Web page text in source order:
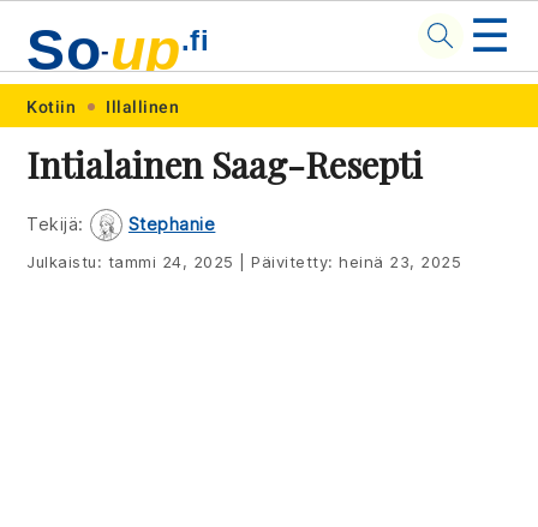
Skip
primary
navigation
Skip
main
content
Skip
primary
sidebar
Skip
footer
So-up.fi ☰
Kotiin Illallinen
Intialainen Saag-Resepti
Tekijä: Stephanie
Julkaistu: tammi 24, 2025 Päivitetty:heinä 23, 2025